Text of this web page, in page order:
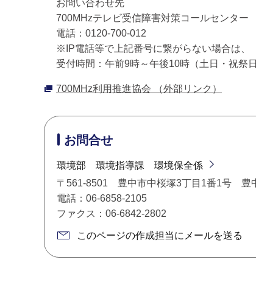
お問い合わせ先
700MHzテレビ受信障害対策コールセンター
電話：0120-700-012
※IP電話等で上記番号に繋がらない場合は、
受付時間：午前9時～午後10時（土日・祝祭
700MHz利用推進協会 （外部リンク）
お問合せ
環境部 環境指導課 環境保全係
〒561-8501 豊中市中桜塚3丁目1番1号 豊
電話：06-6858-2105
ファクス：06-6842-2802
このページの作成担当にメールを送る